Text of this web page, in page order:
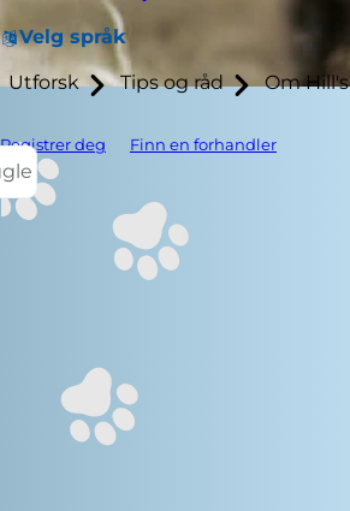
Velg språk
Utforsk Tips og råd Om Hill's
Registrer deg Finn en forhandler